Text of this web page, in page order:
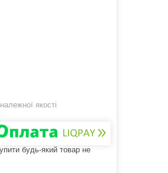
якості
будь-який товар не